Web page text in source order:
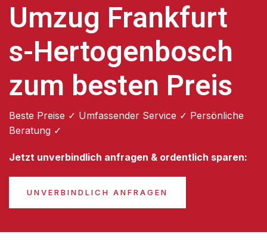
Umzug Frankfurt
s-Hertogenbosch
zum besten Preis
Beste Preise ✓ Umfassender Service ✓ Persönliche
Beratung ✓
Jetzt unverbindlich anfragen & ordentlich sparen:
UNVERBINDLICH ANFRAGEN